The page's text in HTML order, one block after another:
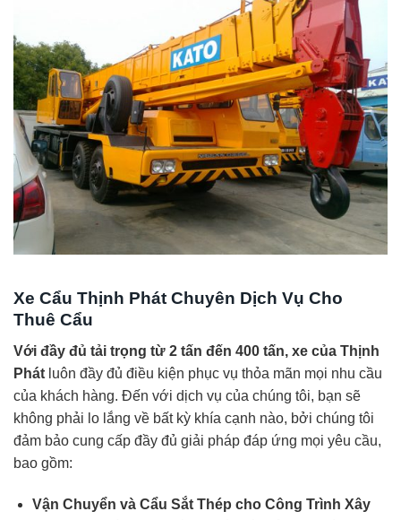
Xe Cẩu Thịnh Phát Chuyên Dịch Vụ Cho
Thuê Cẩu
Với đầy đủ tải trọng từ 2 tấn đến 400 tấn, xe của Thịnh
Phát luôn đầy đủ điều kiện phục vụ thỏa mãn mọi nhu cầu
của khách hàng. Đến với dịch vụ của chúng tôi, bạn sẽ
không phải lo lắng về bất kỳ khía cạnh nào, bởi chúng tôi
đảm bảo cung cấp đầy đủ giải pháp đáp ứng mọi yêu cầu,
bao gồm:
Vận Chuyển và Cẩu Sắt Thép cho Công Trình Xây